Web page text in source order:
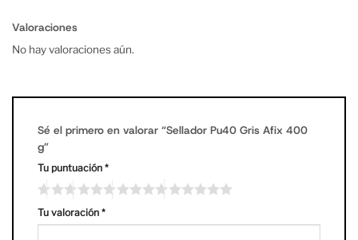
Valoraciones
No hay valoraciones aún.
Sé el primero en valorar “Sellador Pu40 Gris Afix 400
g”
Tu puntuación *
Tu valoración *